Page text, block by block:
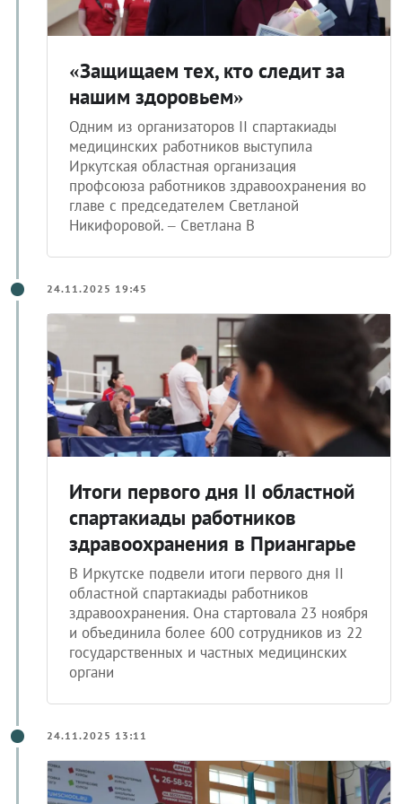
«Защищаем тех, кто следит за
нашим здоровьем»
Одним из организаторов II спартакиады
медицинских работников выступила
Иркутская областная организация
профсоюза работников здравоохранения во
главе с председателем Светланой
Никифоровой. – Светлана В
24.11.2025 19:45
Итоги первого дня II областной
спартакиады работников
здравоохранения в Приангарье
В Иркутске подвели итоги первого дня II
областной спартакиады работников
здравоохранения. Она стартовала 23 ноября
и объединила более 600 сотрудников из 22
государственных и частных медицинских
органи
24.11.2025 13:11